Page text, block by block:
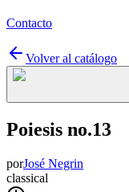
Contacto
Volver al catálogo
Poiesis no.13
porJosé Negrin
classical